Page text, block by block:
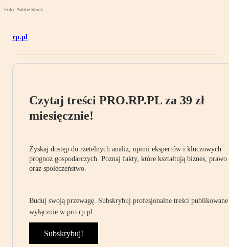
Foto: Adobe Stock
rp.pl
Czytaj treści PRO.RP.PL za 39 zł
miesięcznie!
Zyskaj dostęp do rzetelnych analiz, opinii ekspertów i kluczowych
prognoz gospodarczych. Poznaj fakty, które kształtują biznes, prawo
oraz społeczeństwo.
Buduj swoją przewagę. Subskrybuj profesjonalne treści publikowane
wyłącznie w pro.rp.pl.
Subskrybuj!